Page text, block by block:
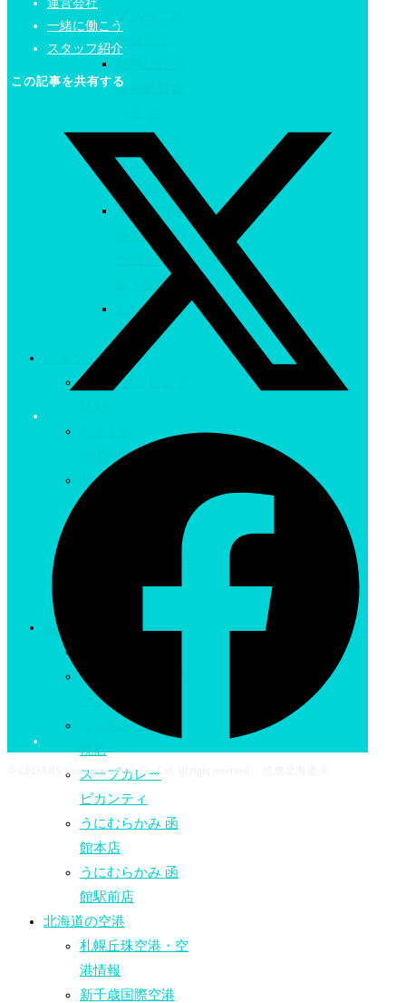
を使おう!
なら絶対食
観光ガイド
マップが貰
えるホテル
緊急時の連
絡先・英語
が話せる病
院・医院
おたる水族
館
ショッピング
札幌ショッピング
SHOPPING情報
北海道のおみやげ
おすすめグルメ
北海道のおすすめ
グルメ
うにむらかみ 札
幌店
スープカレー
ピカンティ
うにむらかみ 函
館本店
うにむらかみ 函
館駅前店
北海道の空港
札幌丘珠空港・空
港情報
新千歳国際空港
運営会社
一緒に働こう
スタッフ紹介
この記事を共有する
© CEDARS Communications Co.,Ltd. all right reserved. 悠悠北海道 ®